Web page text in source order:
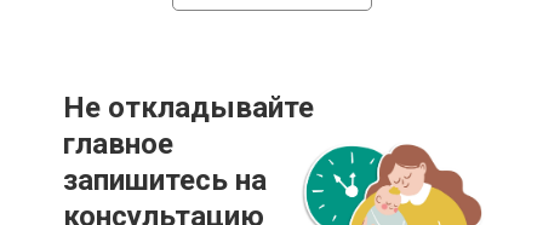
Не откладывайте
главное
запишитесь на
консультацию